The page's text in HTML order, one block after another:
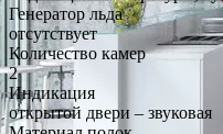
Генератор льда
отсутствует
Количество камер
2
Индикация
открытой двери – звуковая